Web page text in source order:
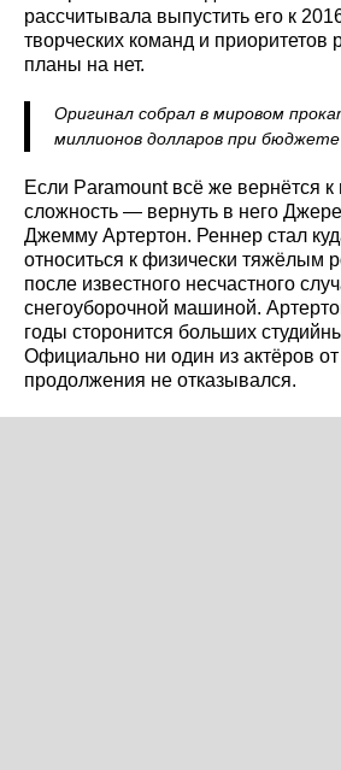
рассчитывала выпустить его к
творческих команд и приоритетов
планы на нет.
Оригинал собрал в мировом
миллионов долларов при бюджете
Если Paramount всё же вернётся к
сложность — вернуть в него
Джемму Артертон. Реннер стал
относиться к физически тяжёлым
после известного несчастного
снегоуборочной машиной.
годы сторонится больших
Официально ни один из актёров
продолжения не отказывался.